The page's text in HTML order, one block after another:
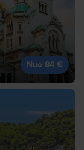
Nuo 84 €